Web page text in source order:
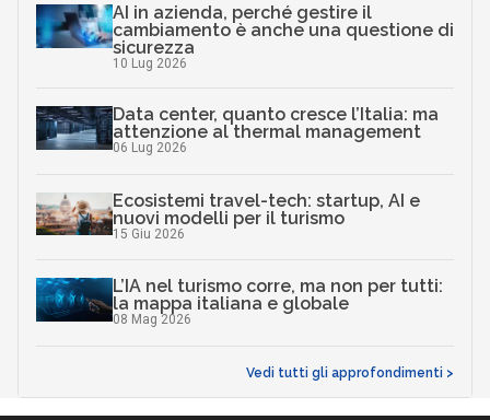
AI in azienda, perché gestire il
cambiamento è anche una questione di
sicurezza
10 Lug 2026
Data center, quanto cresce l’Italia: ma
attenzione al thermal management
06 Lug 2026
Ecosistemi travel-tech: startup, AI e
nuovi modelli per il turismo
15 Giu 2026
L’IA nel turismo corre, ma non per tutti:
la mappa italiana e globale
08 Mag 2026
Vedi tutti gli approfondimenti >